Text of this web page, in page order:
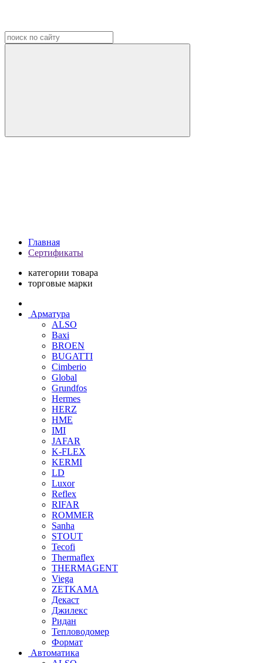
Главная
Сертификаты
категории товара
торговые марки
Арматура
ALSO
Baxi
BROEN
BUGATTI
Cimberio
Global
Grundfos
Hermes
HERZ
HME
IMI
JAFAR
K-FLEX
KERMI
LD
Luxor
Reflex
RIFAR
ROMMER
Sanha
STOUT
Tecofi
Thermaflex
THERMAGENT
Viega
ZETKAMA
Декаст
Джилекс
Ридан
Тепловодомер
Формат
Автоматика